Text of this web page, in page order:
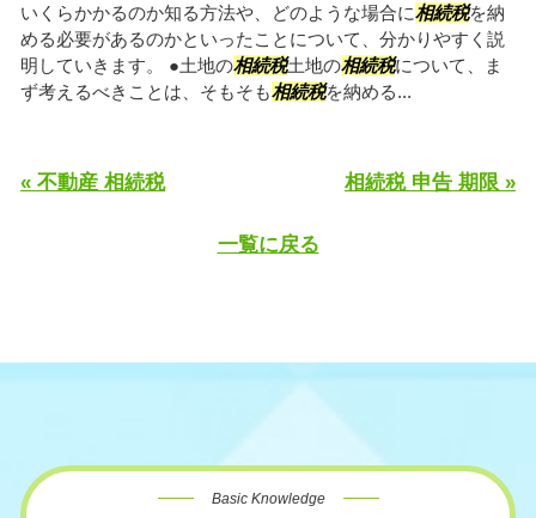
いくらかかるのか知る方法や、どのような場合に相続税を納
める必要があるのかといったことについて、分かりやすく説
明していきます。 ●土地の相続税土地の相続税について、ま
ず考えるべきことは、そもそも相続税を納める...
« 不動産 相続税 相続税 申告 期限 »
一覧に戻る
Basic Knowledge